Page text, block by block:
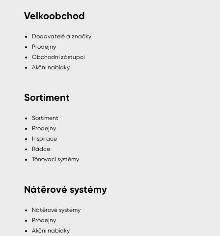
Velkoobchod
Dodavatelé a značky
Prodejny
Obchodní zástupci
Akční nabídky
Sortiment
Sortiment
Prodejny
Inspirace
Rádce
Tónovací systémy
Nátěrové systémy
Nátěrové systémy
Prodejny
Akční nabídky